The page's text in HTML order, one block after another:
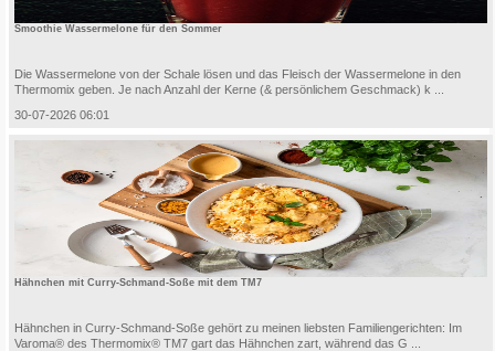
Smoothie Wassermelone für den Sommer
Die Wassermelone von der Schale lösen und das Fleisch der Wassermelone in den
Thermomix geben. Je nach Anzahl der Kerne (& persönlichem Geschmack) k ...
30-07-2026 06:01
Hähnchen mit Curry-Schmand-Soße mit dem TM7
Hähnchen in Curry-Schmand-Soße gehört zu meinen liebsten Familiengerichten: Im
Varoma® des Thermomix® TM7 gart das Hähnchen zart, während das G ...